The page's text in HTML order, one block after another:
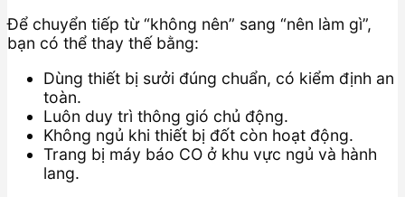
Để chuyển tiếp từ “không nên” sang “nên làm gì”,
bạn có thể thay thế bằng:
Dùng thiết bị sưởi đúng chuẩn, có kiểm định an
toàn.
Luôn duy trì thông gió chủ động.
Không ngủ khi thiết bị đốt còn hoạt động.
Trang bị máy báo CO ở khu vực ngủ và hành
lang.